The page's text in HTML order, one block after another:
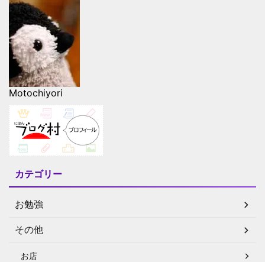
Motochiyori
カテゴリー
お勉強
その他
お店